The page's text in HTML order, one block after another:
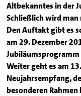
Altbekanntes in der
Schließlich wird
Den Auftakt gibt es
am 29. Dezember
Weiter geht es am
Neujahrsempfang,
besonderen Rahmen